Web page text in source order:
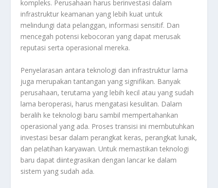
kompleks. Perusahaan harus berinvestasi dalam
infrastruktur keamanan yang lebih kuat untuk
melindungi data pelanggan, informasi sensitif. Dan
mencegah potensi kebocoran yang dapat merusak
reputasi serta operasional mereka.
Penyelarasan antara teknologi dan infrastruktur lama
juga merupakan tantangan yang signifikan. Banyak
perusahaan, terutama yang lebih kecil atau yang sudah
lama beroperasi, harus mengatasi kesulitan. Dalam
beralih ke teknologi baru sambil mempertahankan
operasional yang ada. Proses transisi ini membutuhkan
investasi besar dalam perangkat keras, perangkat lunak,
dan pelatihan karyawan. Untuk memastikan teknologi
baru dapat diintegrasikan dengan lancar ke dalam
sistem yang sudah ada.